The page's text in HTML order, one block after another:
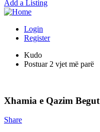
Add a Listing
Login
Register
Kudo
Postuar 2 vjet më parë
Xhamia e Qazim Begut
Share